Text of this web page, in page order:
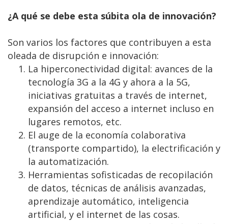
¿A qué se debe esta súbita ola de innovación?
Son varios los factores que contribuyen a esta
oleada de disrupción e innovación:
La hiperconectividad digital: avances de la
tecnología 3G a la 4G y ahora a la 5G,
iniciativas gratuitas a través de internet,
expansión del acceso a internet incluso en
lugares remotos, etc.
El auge de la economía colaborativa
(transporte compartido), la electrificación y
la automatización.
Herramientas sofisticadas de recopilación
de datos, técnicas de análisis avanzadas,
aprendizaje automático, inteligencia
artificial, y el internet de las cosas.